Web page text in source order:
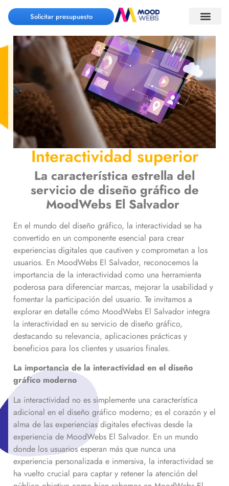
Solicitar presupuesto
Interactividad superior
La característica estrella del
servicio de diseño gráfico de
MoodWebs El Salvador
En el mundo del diseño gráfico, la interactividad se ha
convertido en un componente esencial para crear
experiencias digitales que cautiven y comprometan a los
usuarios. En MoodWebs El Salvador, reconocemos la
importancia de la interactividad como una herramienta
poderosa para diferenciar marcas, mejorar la usabilidad y
fomentar la participación del usuario. Te invitamos a
explorar en detalle cómo MoodWebs El Salvador integra
la interactividad en su servicio de diseño gráfico,
destacando su relevancia, aplicaciones prácticas y
beneficios para los clientes y usuarios finales.
La importancia de la interactividad en el diseño
gráfico moderno
La interactividad no es simplemente una característica
adicional en el diseño gráfico moderno; es el corazón y el
alma de las experiencias digitales efectivas desde la
experiencia de MoodWebs El Salvador. En un mundo
donde los usuarios esperan más que nunca una
experiencia personalizada e inmersiva, la interactividad se
ha vuelto crucial para captar y retener la atención del